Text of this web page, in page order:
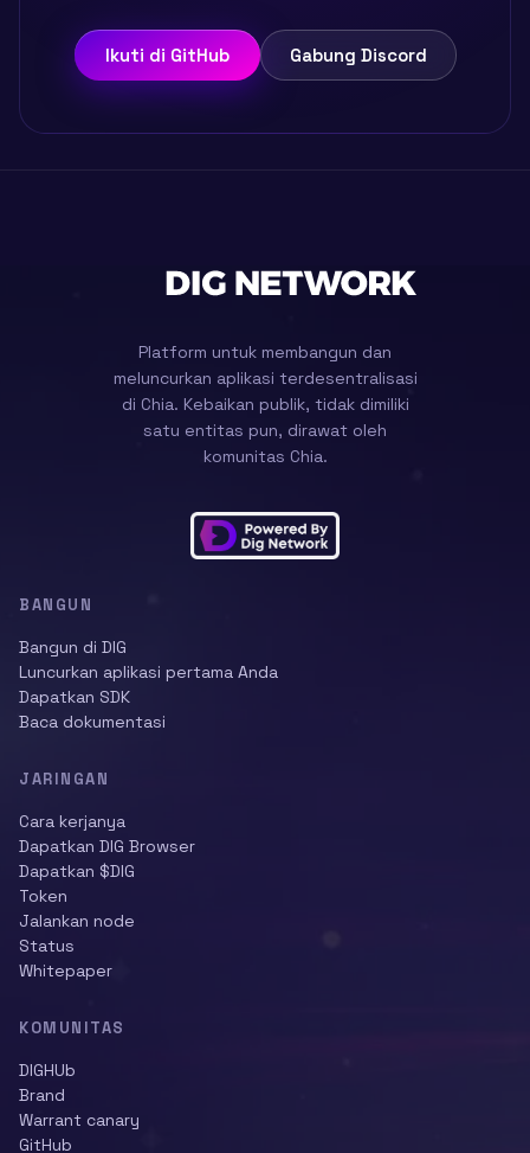
Ikuti di GitHub Gabung Discord
Platform untuk membangun dan
meluncurkan aplikasi terdesentralisasi
di Chia. Kebaikan publik, tidak dimiliki
satu entitas pun, dirawat oleh
komunitas Chia.
BANGUN
Bangun di DIG
Luncurkan aplikasi pertama Anda
Dapatkan SDK
Baca dokumentasi
JARINGAN
Cara kerjanya
Dapatkan DIG Browser
Dapatkan $DIG
Token
Jalankan node
Status
Whitepaper
KOMUNITAS
DIGHUb
Brand
Warrant canary
GitHub